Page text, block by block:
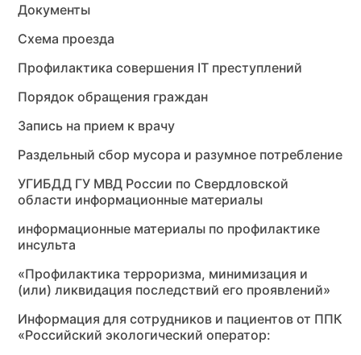
Документы
Схема проезда
Профилактика совершения IT преступлений
Порядок обращения граждан
Запись на прием к врачу
Раздельный сбор мусора и разумное потребление
УГИБДД ГУ МВД России по Свердловской
области информационные материалы
информационные материалы по профилактике
инсульта
«Профилактика терроризма, минимизация и
(или) ликвидация последствий его проявлений»
Информация для сотрудников и пациентов от ППК
«Российский экологический оператор: